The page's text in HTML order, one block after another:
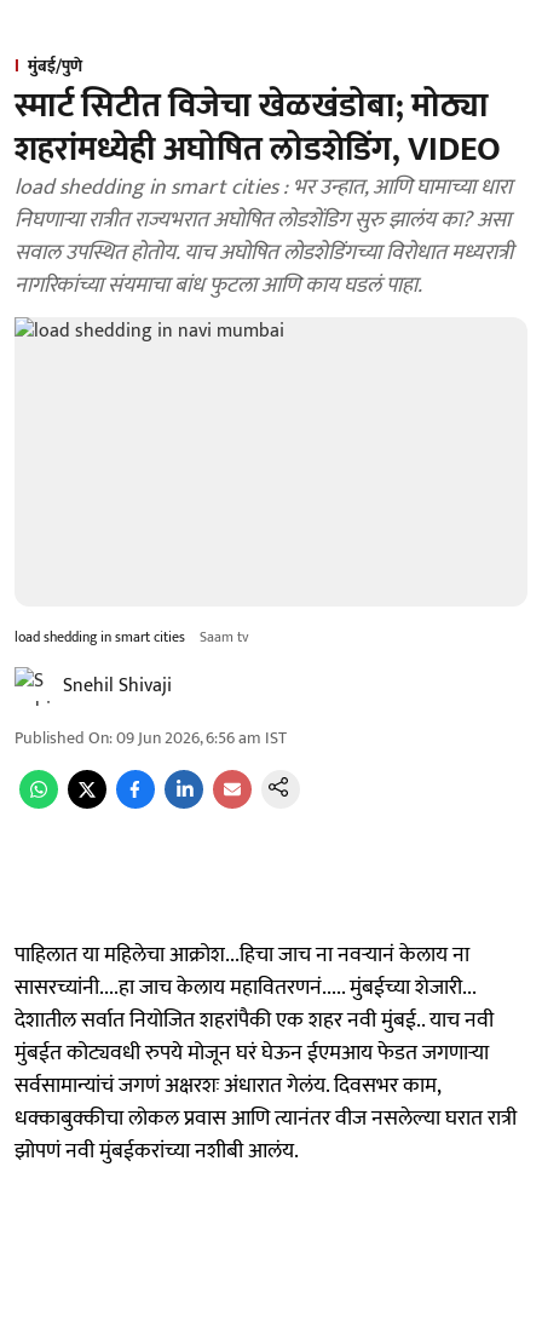
मुंबई/पुणे
स्मार्ट सिटीत विजेचा खेळखंडोबा; मोठ्या
शहरांमध्येही अघोषित लोडशेडिंग, VIDEO
load shedding in smart cities : भर उन्हात, आणि घामाच्या धारा
निघणाऱ्या रात्रीत राज्यभरात अघोषित लोडशेंडिग सुरु झालंय का? असा
सवाल उपस्थित होतोय. याच अघोषित लोडशेडिंगच्या विरोधात मध्यरात्री
नागरिकांच्या संयमाचा बांध फुटला आणि काय घडलं पाहा.
load shedding in smart cities Saam tv
Snehil Shivaji
Published On:09 Jun 2026, 6:56 am IST
पाहिलात या महिलेचा आक्रोश...हिचा जाच ना नवऱ्यानं केलाय ना
सासरच्यांनी....हा जाच केलाय महावितरणनं..... मुंबईच्या शेजारी...
देशातील सर्वात नियोजित शहरांपैकी एक शहर नवी मुंबई.. याच नवी
मुंबईत कोट्यवधी रुपये मोजून घरं घेऊन ईएमआय फेडत जगणाऱ्या
सर्वसामान्यांचं जगणं अक्षरशः अंधारात गेलंय. दिवसभर काम,
धक्काबुक्कीचा लोकल प्रवास आणि त्यानंतर वीज नसलेल्या घरात रात्री
झोपणं नवी मुंबईकरांच्या नशीबी आलंय.